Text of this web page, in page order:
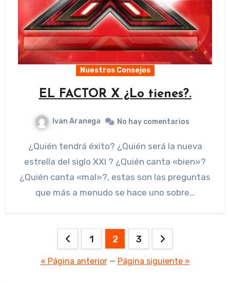
Nuestros Consejos
EL FACTOR X ¿Lo tienes?.
Ivan Aranega No hay comentarios
¿Quién tendrá éxito? ¿Quién será la nueva
estrella del siglo XXI ? ¿Quién canta «bien»?
¿Quién canta «mal»?, estas son las preguntas
que más a menudo se hace uno sobre…
Paginación1 2 3
« Página anterior— Página siguiente »